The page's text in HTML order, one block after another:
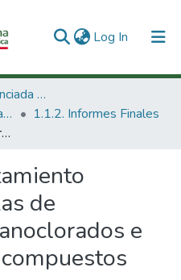
Log In (current)
1. Investigación Financiada con Recursos Públicos
1.1 Productos de investigación
1.1.2. Informes Finales
Tratamiento catalítico de trazas de compuestos organoclorados e hidroxilación de compuestos
de
e